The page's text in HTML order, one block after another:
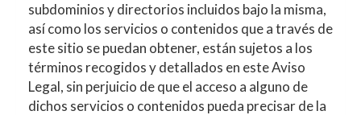
subdominios y directorios incluidos bajo la misma,
así como los servicios o contenidos que a través de
este sitio se puedan obtener, están sujetos a los
términos recogidos y detallados en este Aviso
Legal, sin perjuicio de que el acceso a alguno de
dichos servicios o contenidos pueda precisar de la